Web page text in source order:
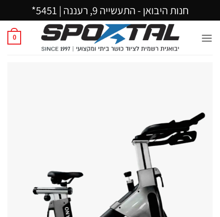
חנות היבואן - התעשייה 9, רעננה | 5451*
0